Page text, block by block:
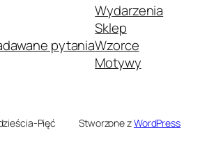
pytania
Wydarzenia
Sklep
Wzorce
Motywy
Pięć Stworzone zWordPress